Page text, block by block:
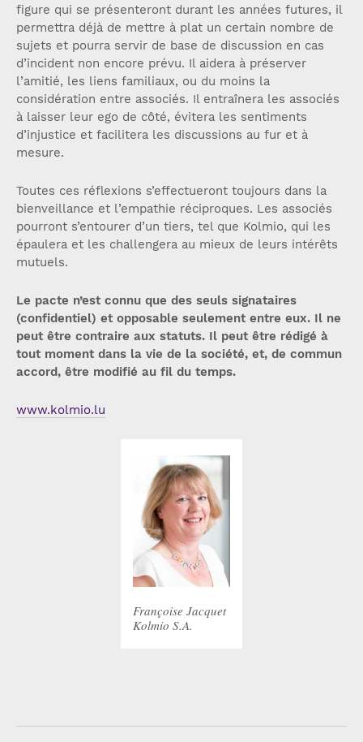
figure qui se présenteront durant les années futures, il
permettra déjà de mettre à plat un certain nombre de
sujets et pourra servir de base de discussion en cas
d’incident non encore prévu. Il aidera à préserver
l’amitié, les liens familiaux, ou du moins la
considération entre associés. Il entraînera les associés
à laisser leur ego de côté, évitera les sentiments
d’injustice et facilitera les discussions au fur et à
mesure.
Toutes ces réflexions s’effectueront toujours dans la
bienveillance et l’empathie réciproques. Les associés
pourront s’entourer d’un tiers, tel que Kolmio, qui les
épaulera et les challengera au mieux de leurs intérêts
mutuels.
Le pacte n’est connu que des seuls signataires
(confidentiel) et opposable seulement entre eux. Il ne
peut être contraire aux statuts. Il peut être rédigé à
tout moment dans la vie de la société, et, de commun
accord, être modifié au fil du temps.
www.kolmio.lu
Françoise Jacquet
Kolmio S.A.